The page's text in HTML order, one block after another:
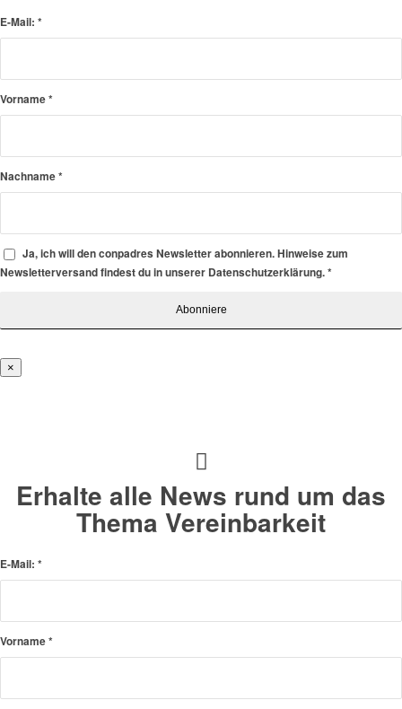
E-Mail: *
Vorname*
Nachname*
Ja, ich will den conpadres Newsletter abonnieren. Hinweise zum
Newsletterversand findest du in unserer Datenschutzerklärung.*
×
Erhalte alle News rund um das
Thema Vereinbarkeit
E-Mail: *
Vorname*